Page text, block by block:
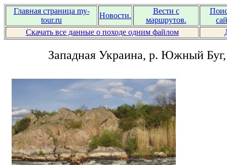
Главная страница my-
tour.ru
Новости.
Вести с
маршрутов.
Скачать все данные о походе одним файлом
Западная Украина, р. Южный